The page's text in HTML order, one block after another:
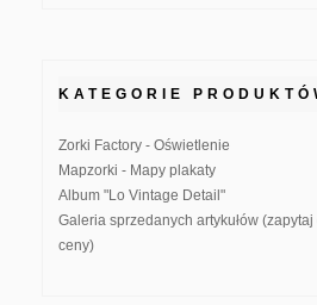
KATEGORIE
Zorki Factory - Oświetlenie
Mapzorki - Mapy plakaty
Album "Lo Vintage Detail"
Galeria sprzedanych artykułów
ceny)